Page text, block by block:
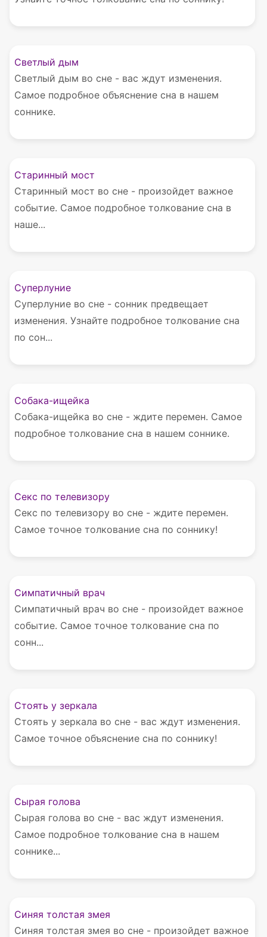
Светлый дым
Светлый дым во сне - вас ждут изменения.
Самое подробное объяснение сна в нашем
соннике.
Старинный мост
Старинный мост во сне - произойдет важное
событие. Самое подробное толкование сна в
наше...
Суперлуние
Суперлуние во сне - сонник предвещает
изменения. Узнайте подробное толкование сна
по сон...
Собака-ищейка
Собака-ищейка во сне - ждите перемен. Самое
подробное толкование сна в нашем соннике.
Секс по телевизору
Секс по телевизору во сне - ждите перемен.
Самое точное толкование сна по соннику!
Симпатичный врач
Симпатичный врач во сне - произойдет важное
событие. Самое точное толкование сна по
сонн...
Стоять у зеркала
Стоять у зеркала во сне - вас ждут изменения.
Самое точное объяснение сна по соннику!
Сырая голова
Сырая голова во сне - вас ждут изменения.
Самое подробное толкование сна в нашем
соннике...
Синяя толстая змея
Синяя толстая змея во сне - произойдет важное